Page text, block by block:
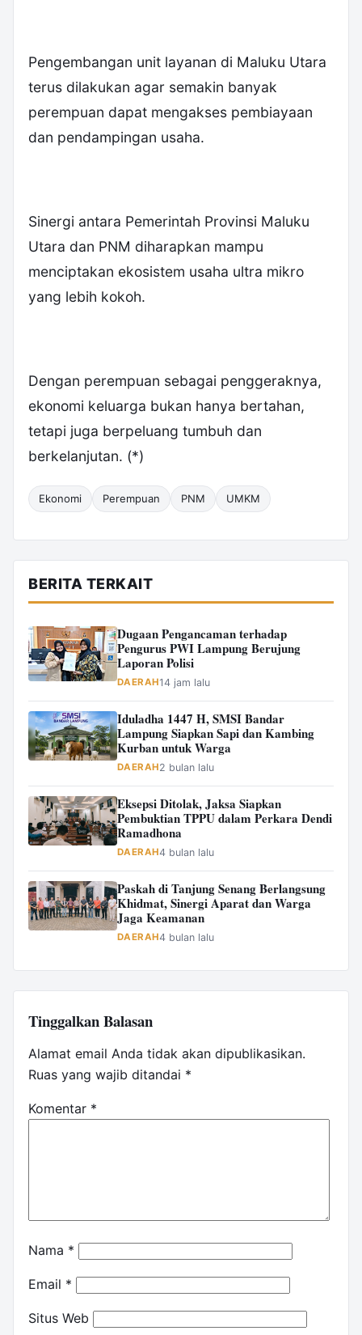
Pengembangan unit layanan di Maluku Utara
terus dilakukan agar semakin banyak
perempuan dapat mengakses pembiayaan
dan pendampingan usaha.
Sinergi antara Pemerintah Provinsi Maluku
Utara dan PNM diharapkan mampu
menciptakan ekosistem usaha ultra mikro
yang lebih kokoh.
Dengan perempuan sebagai penggeraknya,
ekonomi keluarga bukan hanya bertahan,
tetapi juga berpeluang tumbuh dan
berkelanjutan. (*)
Ekonomi Perempuan PNM UMKM
BERITA TERKAIT
Dugaan Pengancaman terhadap
Pengurus PWI Lampung Berujung
Laporan Polisi
DAERAH14 jam lalu
Iduladha 1447 H, SMSI Bandar
Lampung Siapkan Sapi dan Kambing
Kurban untuk Warga
DAERAH2 bulan lalu
Eksepsi Ditolak, Jaksa Siapkan
Pembuktian TPPU dalam Perkara Dendi
Ramadhona
DAERAH4 bulan lalu
Paskah di Tanjung Senang Berlangsung
Khidmat, Sinergi Aparat dan Warga
Jaga Keamanan
DAERAH4 bulan lalu
Tinggalkan Balasan
Alamat email Anda tidak akan dipublikasikan.
Ruas yang wajib ditandai *
Komentar *
Nama *
Email *
Situs Web